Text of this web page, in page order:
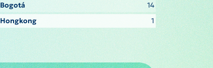
Bogotá
14
Hongkong
1